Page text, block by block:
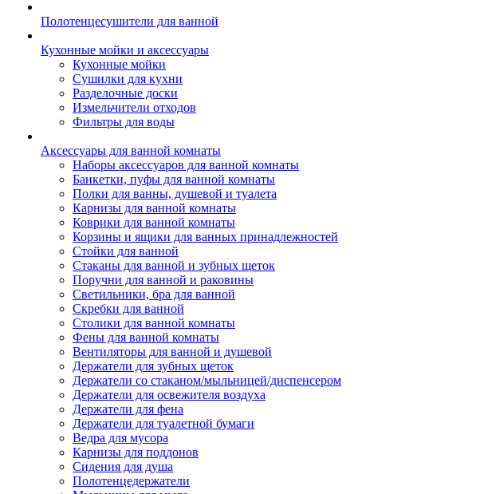
Полотенцесушители для ванной
Кухонные мойки и аксессуары
Кухонные мойки
Сушилки для кухни
Разделочные доски
Измельчители отходов
Фильтры для воды
Аксессуары для ванной комнаты
Наборы аксессуаров для ванной комнаты
Банкетки, пуфы для ванной комнаты
Полки для ванны, душевой и туалета
Карнизы для ванной комнаты
Коврики для ванной комнаты
Корзины и ящики для ванных принадлежностей
Стойки для ванной
Стаканы для ванной и зубных щеток
Поручни для ванной и раковины
Светильники, бра для ванной
Скребки для ванной
Столики для ванной комнаты
Фены для ванной комнаты
Вентиляторы для ванной и душевой
Держатели для зубных щеток
Держатели со стаканом/мыльницей/диспенсером
Держатели для освежителя воздуха
Держатели для фена
Держатели для туалетной бумаги
Ведра для мусора
Карнизы для поддонов
Сидения для душа
Полотенцедержатели